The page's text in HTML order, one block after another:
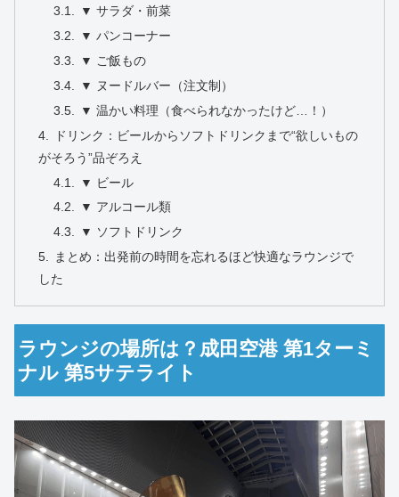
▼ サラダ・前菜
▼ パンコーナー
▼ ご飯もの
▼ ヌードルバー（注文制）
▼ 温かい料理（食べられなかったけど…！）
ドリンク：ビールからソフトドリンクまで“欲しいもの
がそろう”品ぞろえ
▼ ビール
▼ アルコール類
▼ ソフトドリンク
まとめ：出発前の時間を忘れるほど快適なラウンジで
した
ラウンジの場所は？成田空港 第1ターミ
ナル 第5サテライト